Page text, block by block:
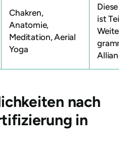
Chakren,
Anatomie,
Meditation, Aerial
Yoga
Diese
ist Teil
Alliance.
nach
in